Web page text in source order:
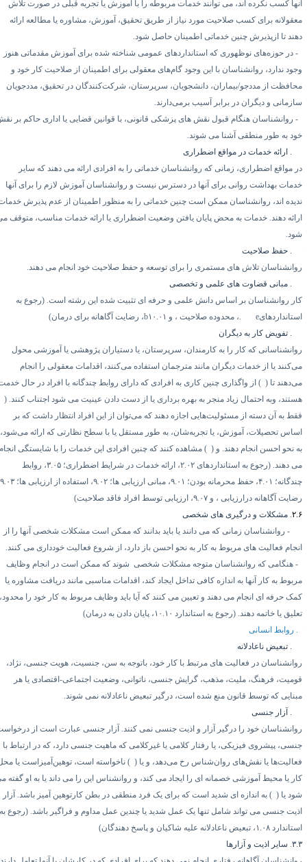
کسب نکرده اند، می توانند خدمات مربوطه را با آموزش یا تجربه قبلی در صورت تلاش
برای کسب صلاحیت مورد نیاز از طریق تحقیق، آموزش، مشاوره یا مطالعه ارائه
تا ازپذیرش چنین خدماتی اطمینان حاصل شود.
در حوزه‌های نوظهوری که استانداردهای عمومی شناخته شده برای آموزش مقدماتی هنوز
ندارد، روانشناسان با این وجود گام‌های معقولی برای اطمینان از صلاحیت کار خود و
از مددجو/بیماران، دانشجویان، سرپرستان، شرکت‌کنندگان در تحقیق، مددجویان
و دیگران در برابر آسیب برمی‌دارند.
روانشناسان هنگام قبول نقش های پزشکی قانونی، با قوانین قضایی یا اداری حاکم بر نقش
به طور منطقی آشنا می شوند.
ارائه خدمات در مواقع اضطراری
مواقع اضطراری، زمانی که روانشناسان خدماتی را به افرادی ارائه می دهند که سایر
بهداشت روانی برای آنها در دسترس نیست و روانشناسان آموزش لازم را برای آنها
اند، روانشناسان ممکن است چنین خدماتی را به منظور اطمینان از عدم پذیرش خدمات
دهند. خدمات به محض پایان یافتن وضعیت اضطراری یا ارائه خدمات مناسب، متوقف می
حفظ صلاحیت
تلاش های مستمری را برای توسعه و حفظ صلاحیت خود انجام می دهند.
مبانی قضاوت های علمی و تخصصی
روانشناسان بر اساس دانش علمی و حرفه ای تثبیت شده این رشته است. (رجوع به
e ۰۱۲. ، محدوده صلاحیت ، و ۱۰.۰۱ b ، رضایت آگاهانه برای درمان)
تفویض کار به دیگران
که کار را به کارمندان، سرپرستان، یا دستیاران پژوهشی یا آموزشی محول
یا از خدمات دیگران مانند مترجمان استفاده می‌کنند، اقدامات معقولی را انجام
تا (۱)
از واگذاری چنین کاری به افرادی که دارای روابط چندگانه با افراد در حال خدمت
وبه احتمال زیاد منجر به بهره برداری یا از دست دادن عینیت می شود اجتناب کنند. (۲)
به آن دسته از مسئولیت‌هایی اجازه دهند که می‌توان از این افراد انتظار داشت که بر
تحصیلات، آموزش، یا تجربه‌شان، به طور مستقل یا با سطح نظارتی که ارائه می‌شود،
نحو احسن انجام دهند. و ( ۳)
مشاهده کنند که چنین افرادی این خدمات را با شایستگی انجام
دهند. (رجوع به استانداردهای۲.۰۲، ارائه خدمات در شرایط اضطراری؛۳.۰۵، روابط
۴.۰۱، حفظ محرمانه بودن؛۹.۰۱، مبانی ارزیابی ها؛۹.۰۲، استفاده از ارزیابی ها؛۹.۰۳،
آگاهانه درارزیابی ، و ۹.۰۷، ارزیابی توسط افراد فاقد صلاحیت)
. مشکلات و درگیری های شخصی
روانشناسان زمانی که می دانند یا باید بدانند که ممکن است مشکلات شخصی آنها را از
فعالیت های مربوط به کار به نحو احسن باز دارد، از شروع فعالیت خودداری می کنند.
هنگامی که روانشناسان متوجه مشکلات شخصی شوند که ممکن است در انجام وظایف
به کار آنها به اندازه کافی تداخل ایجاد کند، اقدامات مناسبی مانند دریافت مشاوره یا
حرفه ای انجام می دهند و تعیین می کنند که آیا باید وظایف مربوط به کار خود را محدود،
یا خاتمه دهند. (رجوع به استاندارد۱۰.۱۰ ، پایان دادن به درمان)
روابط انسانی
تبعیض ناعادلانه
در فعالیت های مرتبط با کار خود، باتوجه به سن، جنسیت، هویت جنسی، نژاد،
فرهنگ، ملیت، مذهب، گرایش جنسی، ناتوانی، وضعیت اجتماعی-اقتصادی یا هر
که توسط قانون منع شده است، درگیر تبعیض ناعادلانه نمی شوند.
آزار جنسی
خود را درگیر آزار و اذیت جنسی نمی کنند. آزار جنسی عبارت است از درخواست
پیشروی فیزیکی، یا رفتار کلامی یا غیرکلامی که ماهیت جنسی دارد، که در ارتباط با
یا نقش‌های روان‌شناس رخ می‌دهد، و یا (۱)
ناخواسته است، توهین‌آمیزاست یا محل
یا محیط آموزشی خصمانه ای را ایجاد می کند، و روانشناس این را می داند یا به او گفته می
یا (۲)
به اندازه ای شدید است که برای یک فرد منطقی در بطن کارتوهین آمیز باشد. آزار و
جنسی می تواند شامل تنها یک عمل شدید یا چندین عمل مداوم و فراگیر باشد. (رجوع به
۱.۰۸، تبعیض ناعادلانه علیه شاکیان و پاسخ دهندگان)
. سایر اذیت و آزارها